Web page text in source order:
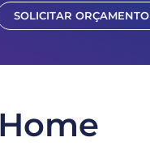
SOLICITAR ORÇAMENTO